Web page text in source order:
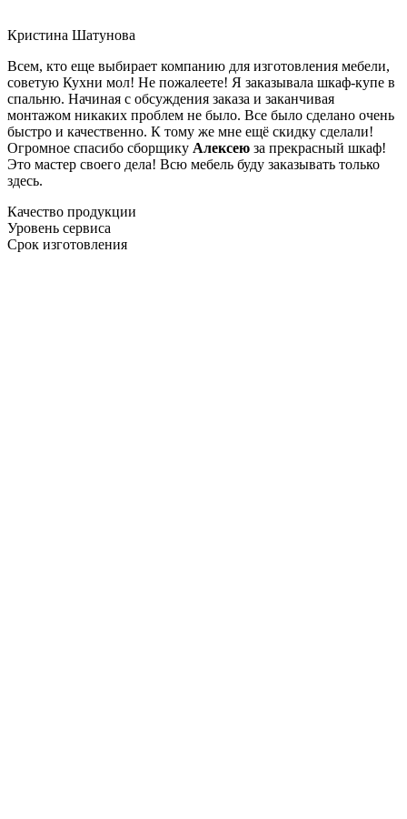
Кристина Шатунова
Всем, кто еще выбирает компанию для изготовления мебели,
советую Кухни мол! Не пожалеете! Я заказывала шкаф-купе в
спальню. Начиная с обсуждения заказа и заканчивая
монтажом никаких проблем не было. Все было сделано очень
быстро и качественно. К тому же мне ещё скидку сделали!
Огромное спасибо сборщику Алексею за прекрасный шкаф!
Это мастер своего дела! Всю мебель буду заказывать только
здесь.
Качество продукции
Уровень сервиса
Срок изготовления